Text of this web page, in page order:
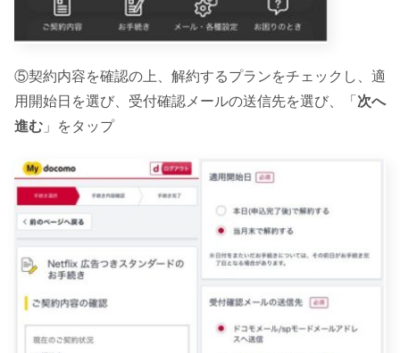
⑤契約内容を確認の上、解約するプランをチェックし、適
用開始日を選び、受付確認メールの送信先を選び、「 次へ
進む 」をタップ